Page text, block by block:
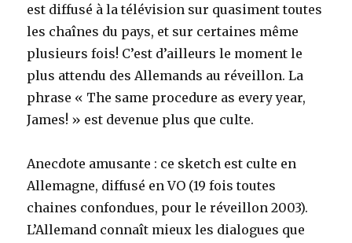
est diffusé à la télévision sur quasiment toutes
les chaînes du pays, et sur certaines même
plusieurs fois! C’est d’ailleurs le moment le
plus attendu des Allemands au réveillon. La
phrase « The same procedure as every year,
James! » est devenue plus que culte.
Anecdote amusante : ce sketch est culte en
Allemagne, diffusé en VO (19 fois toutes
chaines confondues, pour le réveillon 2003).
L’Allemand connaît mieux les dialogues que